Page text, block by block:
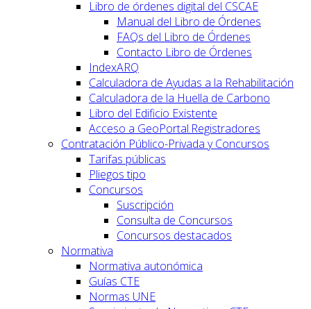
Libro de órdenes digital del CSCAE
Manual del Libro de Órdenes
FAQs del Libro de Órdenes
Contacto Libro de Órdenes
IndexARQ
Calculadora de Ayudas a la Rehabilitación
Calculadora de la Huella de Carbono
Libro del Edificio Existente
Acceso a GeoPortal.Registradores
Contratación Público-Privada y Concursos
Tarifas públicas
Pliegos tipo
Concursos
Suscripción
Consulta de Concursos
Concursos destacados
Normativa
Normativa autonómica
Guías CTE
Normas UNE